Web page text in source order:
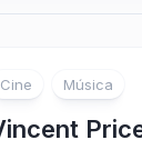
Cine Música